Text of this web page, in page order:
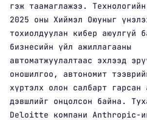
гэж таамаглажээ.
2025 оны Хиймэл Оюуныг
тохиолдуулан кибер аюулгүй
бизнесийн үйл ажиллагааны
автоматжуулалтаас эхлээд
оношилгоо, автономит
хүртэлх олон салбарт гарсан
дэвшлийг онцолсон байна.
Deloitte компани Anthropic-